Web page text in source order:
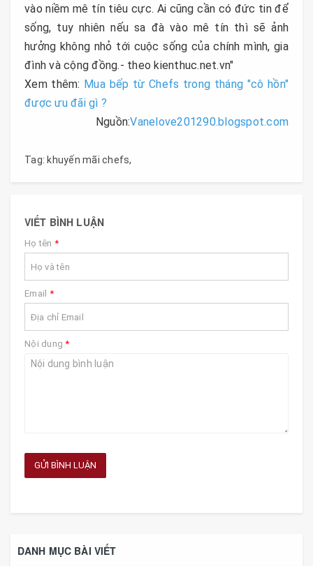
vào niềm mê tín tiêu cực. Ai cũng cần có đức tin để
sống, tuy nhiên nếu sa đà vào mê tín thì sẽ ảnh
hưởng không nhỏ tới cuộc sống của chính mình, gia
đình và cộng đồng.- theo kienthuc.net.vn"
Xem thêm: Mua bếp từ Chefs trong tháng "cô hồn"
được ưu đãi gì ?
Nguồn:Vanelove201290.blogspot.com
Tag: khuyến mãi chefs,
VIẾT BÌNH LUẬN
Họ tên *
Email *
Nội dung*
GỬI BÌNH LUẬN
DANH MỤC BÀI VIẾT